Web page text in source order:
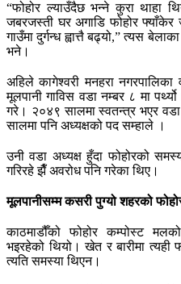
“फोहोर ल्याउँदैछ भन्ने कुरा थाहा
जबरजस्ती घर अगाडि फोहोर
गाउँमा दुर्गन्ध ह्वात्तै बढ्यो,” त्यस
भने।
अहिले कागेश्वरी मनहरा नगरपालिका
मूलपानी गाविस वडा नम्बर ८ मा
गरे। २०४९ सालमा स्वतन्त्र भएर वडा
सालमा पनि अध्यक्षको पद सम्हाले ।
उनी वडा अध्यक्ष हुँदा फोहोरको
गरिरहे झैँ अवरोध पनि गरेका थिए।
मूलपानीसम्म कसरी पुग्यो शहरको
काठमाडौँको फोहोर कम्पोस्ट
भइरहेको थियो। खेत र बारीमा त्यही
त्यति समस्या थिएन।